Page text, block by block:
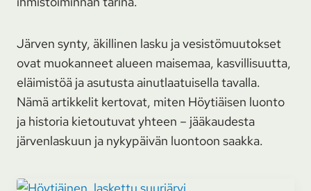
Järven synty, äkillinen lasku ja vesistömuutokset
ovat muokanneet alueen maisemaa, kasvillisuutta,
eläimistöä ja asutusta ainutlaatuisella tavalla.
Nämä artikkelit kertovat, miten Höytiäisen luonto
ja historia kietoutuvat yhteen – jääkaudesta
järvenlaskuun ja nykypäivän luontoon saakka.